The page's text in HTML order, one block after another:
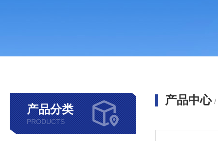
产品分类
PRODUCTS
产品中心 /